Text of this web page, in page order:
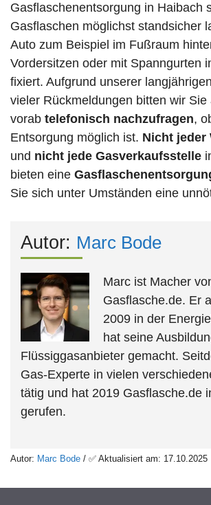
Gasflaschenentsorgung in Haibach
Gasflaschen möglichst standsicher
Auto zum Beispiel im Fußraum
Vordersitzen oder mit Spanngurten
fixiert. Aufgrund unserer
vieler Rückmeldungen bitten wir Sie
vorab telefonisch nachzufragen,
Entsorgung möglich ist. Nicht jeder
und nicht jede Gasverkaufsstelle
bieten eine
Sie sich unter Umständen eine
Autor: Marc Bode
Marc ist Macher
Gasflasche.de. Er
2009 in der
hat seine
Flüssiggasanbieter gemacht.
Gas-Experte in vielen
tätig und hat 2019 Gasflasche.de
gerufen.
Autor: Marc Bode / ✅ Aktualisiert am: 17.10.2025